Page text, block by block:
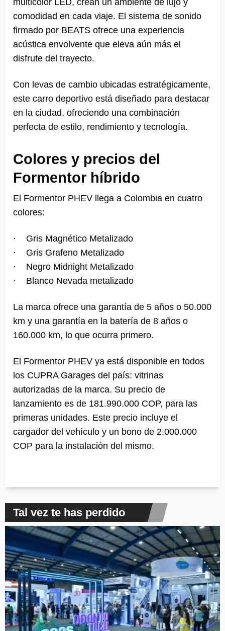
comodidad en cada viaje. El sistema de sonido
firmado por BEATS ofrece una experiencia
acústica envolvente que eleva aún más el
disfrute del trayecto.
Con levas de cambio ubicadas estratégicamente,
este carro deportivo está diseñado para destacar
en la ciudad, ofreciendo una combinación
perfecta de estilo, rendimiento y tecnología.
Colores y precios del
Formentor híbrido
El Formentor PHEV llega a Colombia en cuatro
colores:
· Gris Magnético Metalizado
· Gris Grafeno Metalizado
· Negro Midnight Metalizado
· Blanco Nevada metalizado
La marca ofrece una garantía de 5 años o 50.000
km y una garantía en la batería de 8 años o
160.000 km, lo que ocurra primero.
El Formentor PHEV ya está disponible en todos
los CUPRA Garages del país: vitrinas
autorizadas de la marca. Su precio de
lanzamiento es de 181.990.000 COP, para las
primeras unidades. Este precio incluye el
cargador del vehículo y un bono de 2.000.000
COP para la instalación del mismo.
Tal vez te has perdido